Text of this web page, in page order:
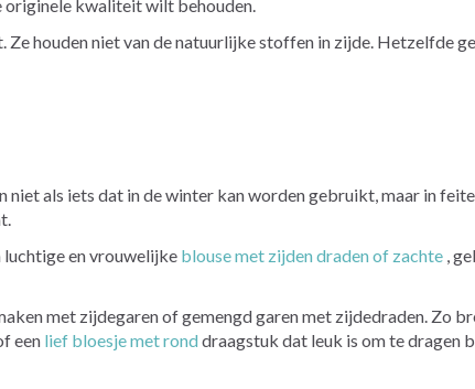
originele kwaliteit wilt behouden.
houden niet van de natuurlijke stoffen in zijde. Hetzelfde
als iets dat in de winter kan worden gebruikt, maar in
luchtige en vrouwelijke blouse met zijden draden of zachte ,
met zijdegaren of gemengd garen met zijdedraden. Zo
een lief bloesje met ronddraagstuk dat leuk is om te dragen